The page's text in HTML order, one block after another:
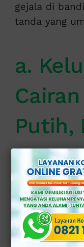
gejala di
tanda yang
a.
Putih,
atau
dari
Ini
sering di
nanah”.